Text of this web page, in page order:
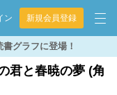
ン 新規会員登録
グラフに登場！
君と春暁の夢 (角